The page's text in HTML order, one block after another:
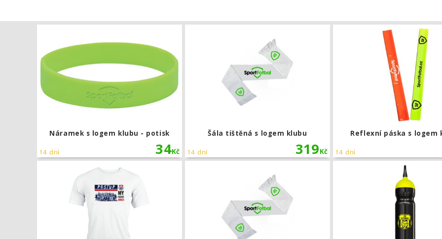
Náramek s logem klubu - potisk
34Kč
14 dní
Šála tištěná s logem klubu
319Kč
14 dní
Šála tištěná s logem klubu
Reflexní páska s logem
14 dní
Šála pletená s logem klubu